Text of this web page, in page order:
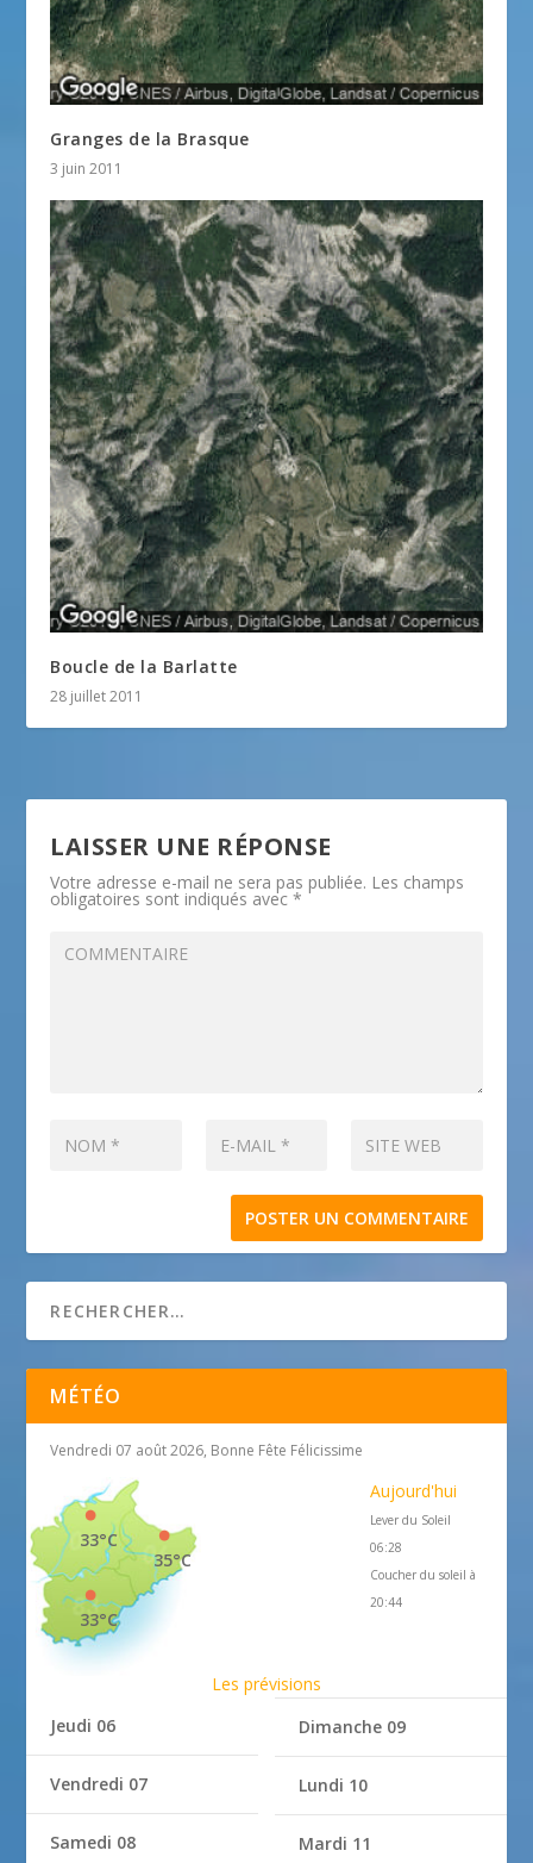
Granges de la Brasque
3 juin 2011
Boucle de la Barlatte
28 juillet 2011
LAISSER UNE RÉPONSE
Votre adresse e-mail ne sera pas publiée. Les champs
obligatoires sont indiqués avec*
MÉTÉO
Vendredi 07 août 2026, Bonne Fête Félicissime
35°C
33°C
33°C
Aujourd'hui
Lever du Soleil
06:28
Coucher du soleil à
20:44
Les prévisions
Jeudi 06
Vendredi 07
Samedi 08
Dimanche 09
Lundi 10
Mardi 11